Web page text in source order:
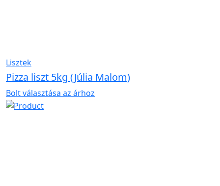
Lisztek
Pizza liszt 5kg (Júlia Malom)
Bolt választása az árhoz